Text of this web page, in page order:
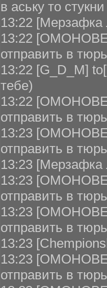
в аську то стукни
13:22 [Мерзафка
13:22
отправить в
13:22 [G_D_M]
тебе)
13:22
отправить в
13:23
отправить в
13:23 [Мерзафка
13:23
отправить в
13:23
отправить в
13:23
13:23
отправить в